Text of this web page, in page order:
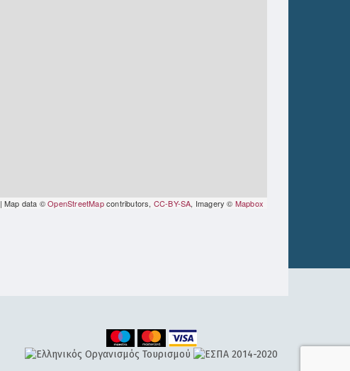
| Map data ©OpenStreetMapcontributors, CC-BY-SA, Imagery © Mapbox